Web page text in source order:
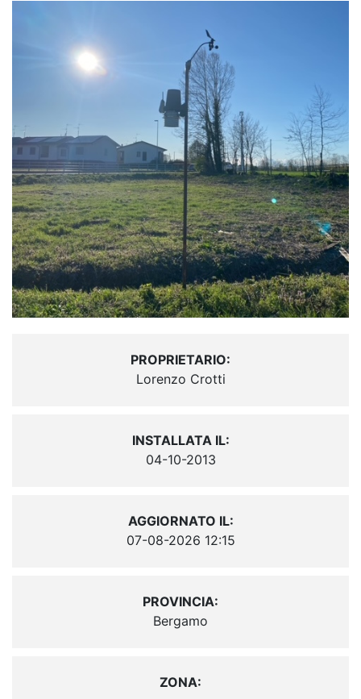
PROPRIETARIO:
Lorenzo Crotti
INSTALLATA IL:
04-10-2013
AGGIORNATO IL:
07-08-2026 12:15
PROVINCIA:
Bergamo
ZONA: